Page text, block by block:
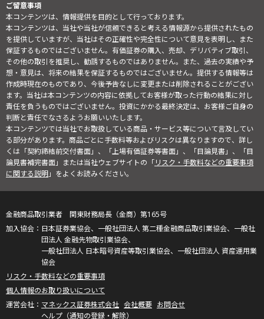
ご留意事項
本コンテンツは、情報提供を目的として行っております。
本コンテンツは、当社や当社が信頼できると考える情報源から提供されたもの
を提供していますが、当社はその正確性や完全性について意見を表明し、また
保証するものではございません。有価証券の購入、売却、デリバティブ取引、
その他の取引を推奨し、勧誘するものではありません。また、過去の実績や予
想・意見は、将来の結果を保証するものではございません。提供する情報等は
作成時現在のものであり、今後予告なしに変更または削除されることがござい
ます。当社は本コンテンツの内容に依拠してお客様が取った行動の結果に対し
責任を負うものではございません。投資にかかる最終決定は、お客様ご自身の
判断と責任でなさるようお願いいたします。
本コンテンツでは当社でお取扱している商品・サービス等について言及してい
る部分があります。商品ごとに手数料等およびリスクは異なりますので、詳し
くは「契約締結前交付書面」、「上場有価証券等書面」、「目論見書」、「目
論見書補完書面」または当社ウェブサイトの「リスク・手数料などの重要事項
に関する説明」をよくお読みください。
金融商品取引業者 関東財務局長（金商）第165号
日本証券業協会、一般社団法人 第二種金融商品取引業協会、一般社
団法人 金融先物取引業協会、
一般社団法人 日本暗号資産等取引業協会、一般社団法人 資産運用業
協会
リスク・手数料などの重要事項
個人情報のお取り扱いについて
マネックス証券株式会社 会社概要 お問合せ
ヘルプ（通知の登録・解除）